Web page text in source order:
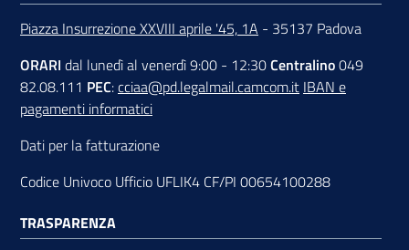
Piazza Insurrezione XXVIII aprile '45, 1A - 35137 Padova
ORARI dal lunedì al venerdì 9:00 - 12:30Centralino049
82.08.111 PEC:cciaa@pd.legalmail.camcom.it IBAN e
pagamenti informatici
Dati per la fatturazione
Codice Univoco Ufficio UFLIK4 CF/PI 00654100288
TRASPARENZA